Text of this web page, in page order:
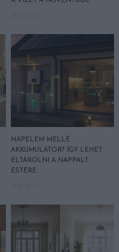
NAPELEM MELLÉ
AKKUMULÁTOR? ÍGY LEHET
ELTÁROLNI A NAPPALT
ESTÉRE